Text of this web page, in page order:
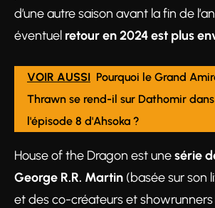
d’une autre saison avant la fin de
éventuel retour en 2024 est plus
VOIR AUSSI Pourquoi le Grand
Thrawn se rend-il sur Dathomir dans
l'épisode 8 d'Ahsoka ?
House of the Dragon est unesérie
George R.R. Martin (basée sur son
et des co-créateurs et showrunners